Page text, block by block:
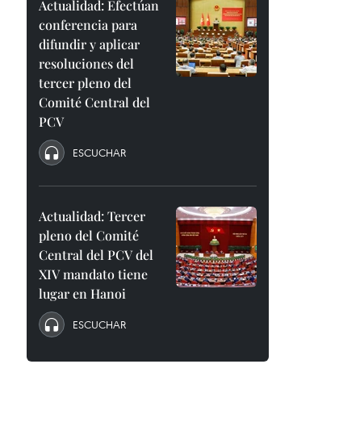
Actualidad: Efectúan
conferencia para
difundir y aplicar
resoluciones del
tercer pleno del
Comité Central del
PCV
ESCUCHAR
Actualidad: Tercer
pleno del Comité
Central del PCV del
XIV mandato tiene
lugar en Hanoi
ESCUCHAR